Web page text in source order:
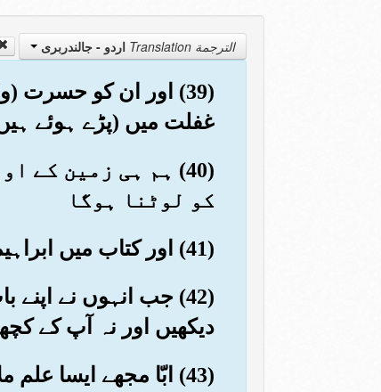
الترجمة Translation اردو - جالندربرى
(39) اور ان کو
غفلت میں (پڑے ہوئے
(40) ہم ہی زمین
کو لوٹنا ہوگا
(41) اور کتاب میں ابراہیم کو یاد کرو۔ بےشک وہ نہایت سچے پیغمبر تھے
(42) جب انہوں نے
دیکھیں اور نہ آپ کے
(43) ابّا مجھے ایسا